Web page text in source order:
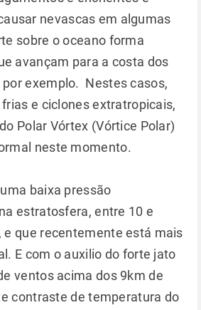
nevascas em algumas
sobre o oceano forma
avançam para a costa dos
por exemplo. Nestes casos,
e ciclones extratropicais,
Polar Vórtex (Vórtice Polar)
neste momento.
baixa pressão
estratosfera, entre 10 e
e que recentemente está mais
E com o auxilio do forte jato
ventos acima dos 9km de
contraste de temperatura do